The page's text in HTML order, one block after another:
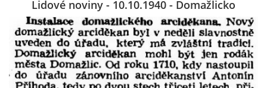
OSOBNOSTI
OSTATNÍ
Lidové noviny - 10.10.1940 - Domažlicko